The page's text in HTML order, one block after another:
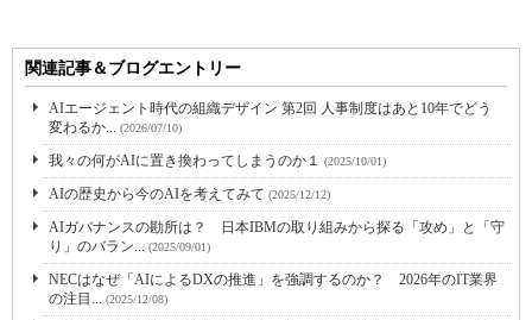
関連記事＆ブログエントリー
AIエージェント時代の組織デザイン 第2回 人事制度はあと10年でどう
変わるか... (2026/07/10)
我々の何がAIに置き換わってしまうのか１ (2025/10/01)
AIの歴史から今のAIを考えてみて (2025/12/12)
AIガバナンスの勘所は？ 日本IBMの取り組みから探る「攻め」と「守
り」のバラン... (2025/09/01)
NECはなぜ「AIによるDXの推進」を強調するのか？ 2026年のIT業界
の注目... (2025/12/08)